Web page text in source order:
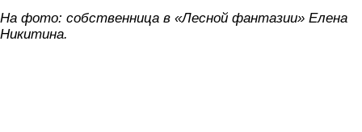
На фото: собственница в «Лесной фантазии» Елена
Никитина.